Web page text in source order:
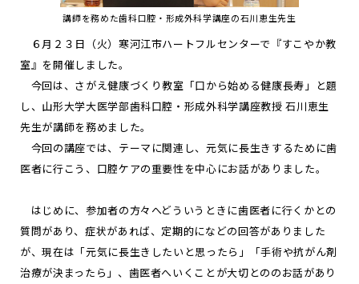
講師を務めた歯科口腔・形成外科学講座の石川恵生先生
６月２３日（火）寒河江市ハートフルセンターで『すこやか教
室』を開催しました。
今回は、さがえ健康づくり教室「口から始める健康長寿」と題
し、山形大学大医学部歯科口腔・形成外科学講座教授 石川恵生
先生が講師を務めました。
今回の講座では、テーマに関連し、元気に長生きするために歯
医者に行こう、口腔ケアの重要性を中心にお話がありました。
はじめに、参加者の方々へどういうときに歯医者に行くかとの
質問があり、症状があれば、定期的になどの回答がありました
が、現在は「元気に長生きしたいと思ったら」「手術や抗がん剤
治療が決まったら」、歯医者へいくことが大切とののお話があり